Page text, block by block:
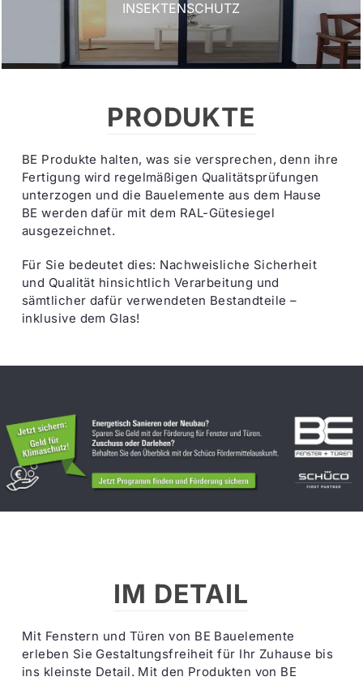
INSEKTENSCHUTZ
PRODUKTE
BE Produkte halten, was sie versprechen, denn ihre
Fertigung wird regelmäßigen Qualitätsprüfungen
unterzogen und die Bauelemente aus dem Hause
BE werden dafür mit dem RAL-Gütesiegel
ausgezeichnet.
Für Sie bedeutet dies: Nachweisliche Sicherheit
und Qualität hinsichtlich Verarbeitung und
sämtlicher dafür verwendeten Bestandteile –
inklusive dem Glas!
IM DETAIL
Mit Fenstern und Türen von BE Bauelemente
erleben Sie Gestaltungsfreiheit für Ihr Zuhause bis
ins kleinste Detail. Mit den Produkten von BE